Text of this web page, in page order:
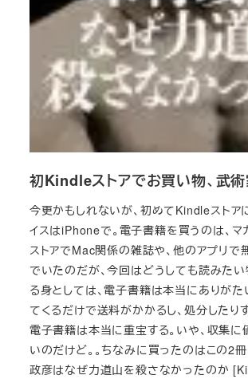
初Kindleストアでお買い物、武術
今更かもしれないが、初めてKindleストア
イスはiPhoneで。電子書籍を買うのは、マ
ストアでMac関係の雑誌や、他のアプリ
でいたのだが、今回はどうしても読みた
る身としては、電子書籍は本当にありが
てくるだけで送料がかかるし、処分したり
電子書籍は本当に重宝する。いや、収集
いのだけど。。ちなみに買ったのはこの2
政彦はなぜ力道山を殺さなかったのか